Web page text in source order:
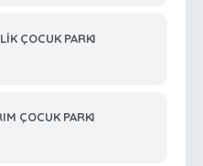
ÇOCUK PARKI
ÇOCUK PARKI